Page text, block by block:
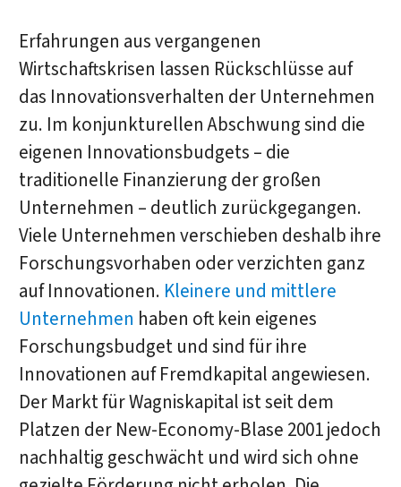
Erfahrungen aus vergangenen
Wirtschaftskrisen lassen Rückschlüsse auf
das Innovationsverhalten der Unternehmen
zu. Im konjunkturellen Abschwung sind die
eigenen Innovationsbudgets – die
traditionelle Finanzierung der großen
Unternehmen – deutlich zurückgegangen.
Viele Unternehmen verschieben deshalb ihre
Forschungsvorhaben oder verzichten ganz
auf Innovationen. Kleinere und mittlere
Unternehmen haben oft kein eigenes
Forschungsbudget und sind für ihre
Innovationen auf Fremdkapital angewiesen.
Der Markt für Wagniskapital ist seit dem
Platzen der New-Economy-Blase 2001 jedoch
nachhaltig geschwächt und wird sich ohne